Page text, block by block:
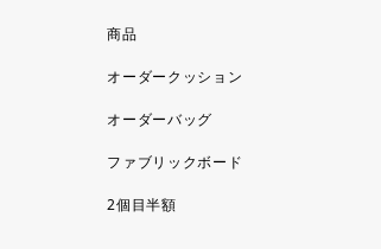
商品
オーダークッション
オーダーバッグ
ファブリックボード
2個目半額